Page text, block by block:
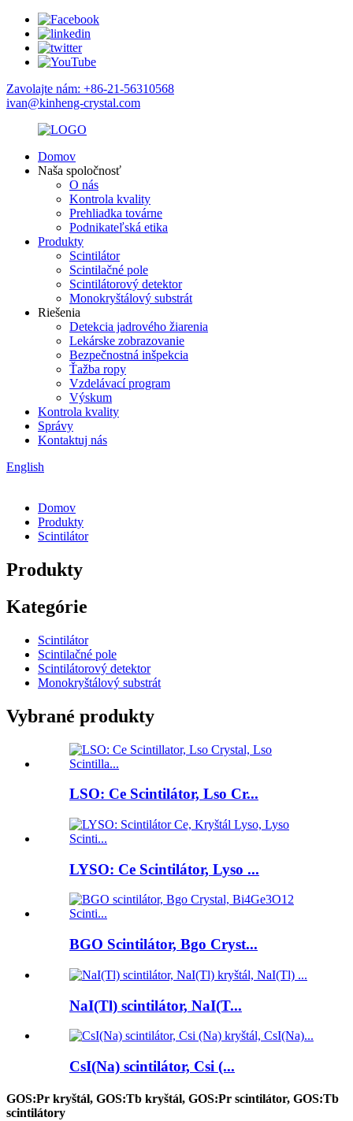
Zavolajte nám: +86-21-56310568
ivan@kinheng-crystal.com
Domov
Naša spoločnosť
O nás
Kontrola kvality
Prehliadka továrne
Podnikateľská etika
Produkty
Scintilátor
Scintilačné pole
Scintilátorový detektor
Monokryštálový substrát
Riešenia
Detekcia jadrového žiarenia
Lekárske zobrazovanie
Bezpečnostná inšpekcia
Ťažba ropy
Vzdelávací program
Výskum
Kontrola kvality
Správy
Kontaktuj nás
English
Domov
Produkty
Scintilátor
Produkty
Kategórie
Scintilátor
Scintilačné pole
Scintilátorový detektor
Monokryštálový substrát
Vybrané produkty
LSO: Ce Scintilátor, Lso Cr...
LYSO: Ce Scintilátor, Lyso ...
BGO Scintilátor, Bgo Cryst...
NaI(Tl) scintilátor, NaI(T...
CsI(Na) scintilátor, Csi (...
GOS:Pr kryštál, GOS:Tb kryštál, GOS:Pr scintilátor, GOS:Tb
scintilátory